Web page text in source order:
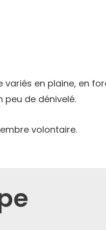
variés en plaine, en
peu de dénivelé.
volontaire.